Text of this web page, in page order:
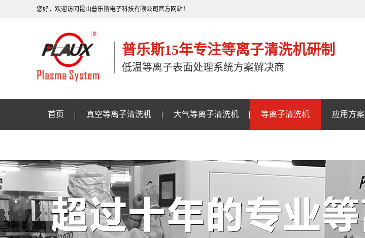
您好，欢迎访问昆山普乐斯电子科技有限公司官方网站！
普乐斯15年专注等离子清洗机研制
低温等离子表面处理系统方案解决商
首页 真空等离子清洗机 大气等离子清洗机 等离子清洗机 应用方案